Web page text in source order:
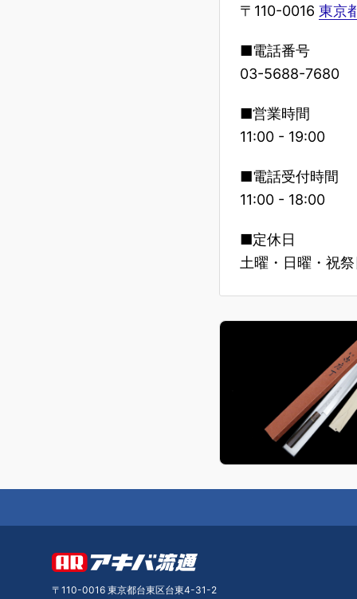
〒110-0016 東京
■電話番号
03-5688-7680
■営業時間
11:00 - 19:00
■電話受付時間
11:00 - 18:00
■定休日
土曜・日曜・祝
〒110-0016 東京都台東区台東4-31-2